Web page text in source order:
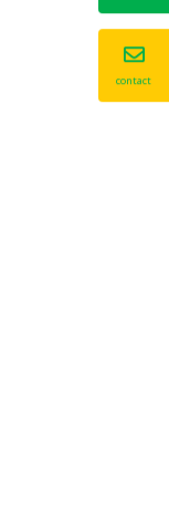
contact